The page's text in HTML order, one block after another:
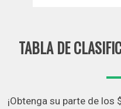
TABLA DE
¡Obtenga su parte de los